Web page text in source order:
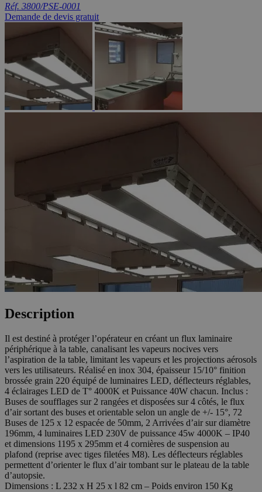
Réf. 3800/PSE-0001
Demande de devis gratuit
Description
Il est destiné à protéger l’opérateur en créant un flux laminaire
périphérique à la table, canalisant les vapeurs nocives vers
l’aspiration de la table, limitant les vapeurs et les projections aérosols
vers les utilisateurs. Réalisé en inox 304, épaisseur 15/10° finition
brossée grain 220 équipé de luminaires LED, déflecteurs réglables,
4 éclairages LED de T° 4000K et Puissance 40W chacun. Inclus :
Buses de soufflages sur 2 rangées et disposées sur 4 côtés, le flux
d’air sortant des buses et orientable selon un angle de +/- 15°, 72
Buses de 125 x 12 espacée de 50mm, 2 Arrivées d’air sur diamètre
196mm, 4 luminaires LED 230V de puissance 45w 4000K – IP40
et dimensions 1195 x 295mm et 4 cornières de suspension au
plafond (reprise avec tiges filetées M8). Les déflecteurs réglables
permettent d’orienter le flux d’air tombant sur le plateau de la table
d’autopsie.
Dimensions : L 232 x H 25 x l 82 cm – Poids environ 150 Kg